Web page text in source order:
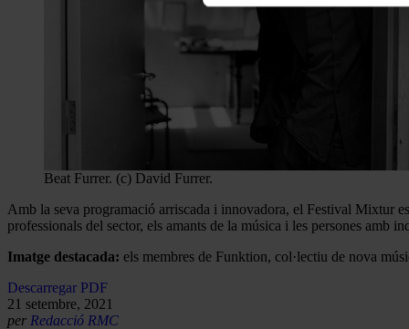
Beat Furrer. (c) David Furrer.
Amb la seva programació arriscada i innovadora, el Festival Mixtur
professionals del sector, els amants de la música i les persones amb
Imatge destacada: els membres de Funktion, col·lectiu de nova
Descarregar PDF
21 setembre, 2021
per Redacció RMC